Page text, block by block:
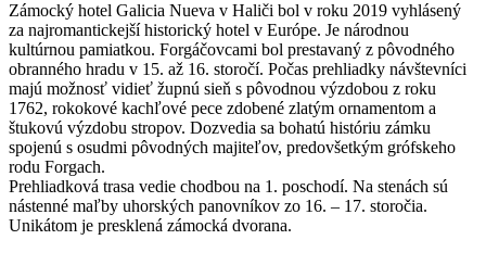
Zámocký hotel Galicia Nueva v Haliči bol v roku 2019 vyhlásený
za najromantickejší historický hotel v Európe. Je národnou
kultúrnou pamiatkou. Forgáčovcami bol prestavaný z pôvodného
obranného hradu v 15. až 16. storočí. Počas prehliadky návštevníci
majú možnosť vidieť župnú sieň s pôvodnou výzdobou z roku
1762, rokokové kachľové pece zdobené zlatým ornamentom a
štukovú výzdobu stropov. Dozvedia sa bohatú históriu zámku
spojenú s osudmi pôvodných majiteľov, predovšetkým grófskeho
rodu Forgach.
Prehliadková trasa vedie chodbou na 1. poschodí. Na stenách sú
nástenné maľby uhorských panovníkov zo 16. – 17. storočia.
Unikátom je presklená zámocká dvorana.